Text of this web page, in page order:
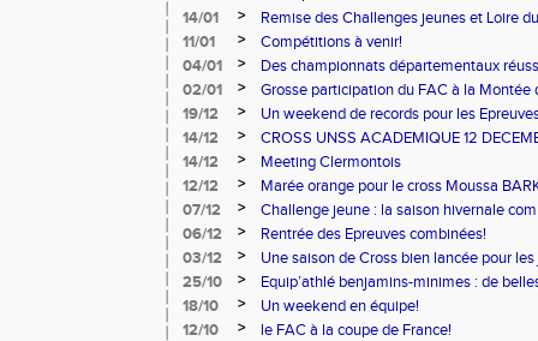
14/01
>
Remise des Challenges jeunes et Loire
les locaux du FAC
11/01 >
Compétitions à venir!
04/01
>
Des championnats départementaux
02/01
>
Grosse participation du FAC à la Montée
19/12
>
Un weekend de records pour les
14/12
>
CROSS UNSS ACADEMIQUE 12
14/12
>
Meeting Clermontois
12/12
>
Marée orange pour le cross Moussa
07/12
>
Challenge jeune : la saison hivernale
06/12
>
Rentrée des Epreuves combinées!
03/12
>
Une saison de Cross bien lancée pour
25/10
>
Equip’athlé benjamins-minimes : de
18/10
>
Un weekend en équipe!
12/10
>
le FAC à la coupe de France!